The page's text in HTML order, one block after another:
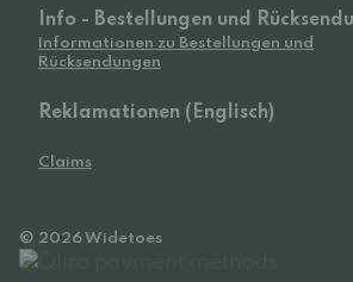
Info - Bestellungen und
Informationen zu Bestellungen und
Rücksendungen
Reklamationen (Englisch)
Claims
© 2026 Widetoes